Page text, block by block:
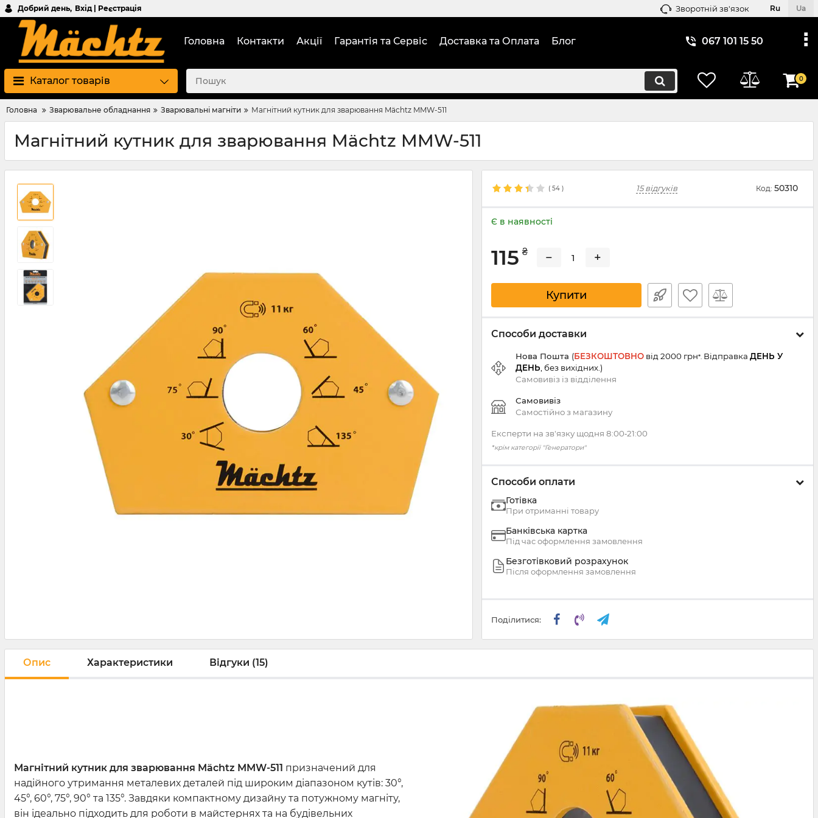
Добрий день, Вхід | Реєстрація Зворотній зв'язок Ru Ua
Головна Контакти Акції Гарантія та Сервіс Доставка та Оплата Блог 067 101 15 50
Каталог товарів 0
Головна Зварювальне обладнання Зварювальні магніти Магнітний кутник для зварювання Mächtz MMW-511
Магнітний кутник для зварювання Mächtz MMW-511
( 54 ) 15 відгуків Код: 50310
Є в наявності
115 ₴ − +
Купити
Способи доставки
Нова Пошта (БЕЗКОШТОВНО від 2000 грн*. Відправка ДЕНЬ У
ДЕНЬ , без вихідних.)
Самовивіз із відділення
Самовивіз
Самостійно з магазину
Експерти на зв'язку щодня 8:00‑21:00
*крім категорії "Генератори"
Способи оплати
Готівка
При отриманні товару
Банківська картка
Під час оформлення замовлення
Безготівковий розрахунок
Після оформлення замовлення
Поділитися:
Опис Характеристики Відгуки (15)
Магнітний кутник для зварювання Mächtz MMW-511 призначений для
надійного утримання металевих деталей під широким діапазоном кутів: 30°,
45°, 60°, 75°, 90° та 135°. Завдяки компактному дизайну та потужному магніту,
він ідеально підходить для роботи в майстернях та на будівельних